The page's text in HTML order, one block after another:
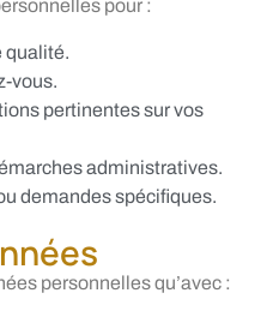
pour :
qualité.
vous.
pertinentes sur vos
administratives.
demandes spécifiques.
personnelles qu’avec :